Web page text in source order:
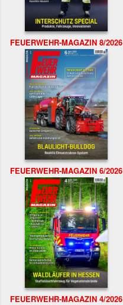
FEUERWEHR-MAGAZIN 8/2026
FEUERWEHR-MAGAZIN 6/2026
FEUERWEHR-MAGAZIN 4/2026